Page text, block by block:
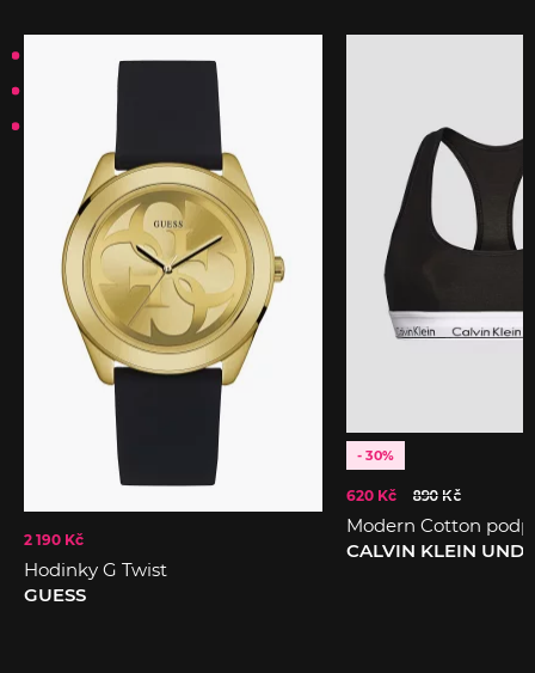
2 190 Kč
Hodinky G Twist
GUESS
- 30%
620 Kč 890 Kč
Modern Cotton
CALVIN KLEIN